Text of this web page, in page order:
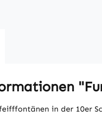
in der 10er